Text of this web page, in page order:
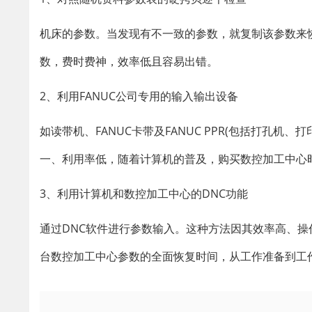
机床的参数。当发现有不一致的参数，就复制该参数
数，费时费神，效率低且容易出错。
2、利用FANUC公司专用的输入输出设备
如读带机、FANUC卡带及FANUC PPR(包括打孔机、
一、利用率低，随着计算机的普及，购买数控加工中
3、利用计算机和数控加工中心的DNC功能
通过DNC软件进行参数输入。这种方法因其效率高、
台数控加工中心参数的全面恢复时间，从工作准备到